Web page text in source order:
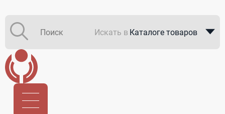
Искать в Каталоге товаров